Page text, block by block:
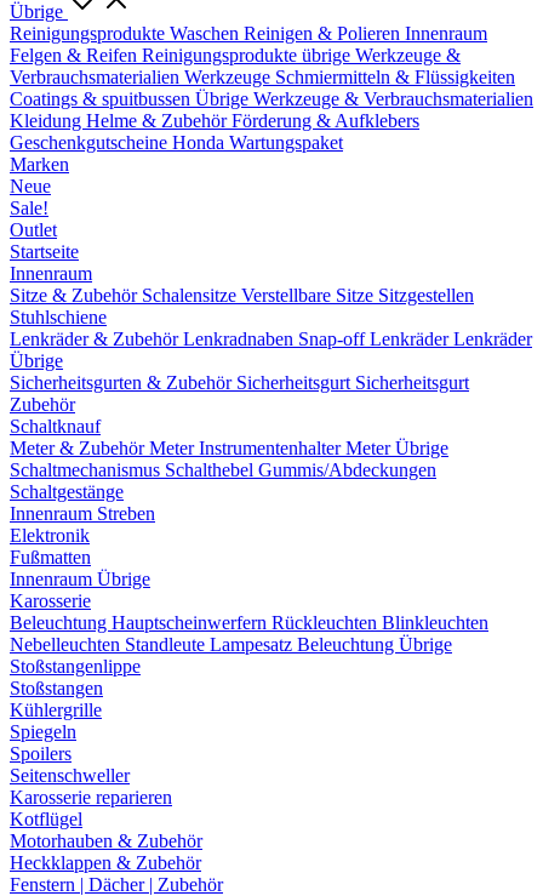
Übrige
Reinigungsprodukte Waschen Reinigen & Polieren Innenraum
Felgen & Reifen Reinigungsprodukte übrige Werkzeuge &
Verbrauchsmaterialien Werkzeuge Schmiermitteln & Flüssigkeiten
Coatings & spuitbussen Übrige Werkzeuge & Verbrauchsmaterialien
Kleidung Helme & ZubehörFörderung & Aufklebers
Geschenkgutscheine Honda Wartungspaket
Marken
Neue
Sale!
Outlet
Startseite
Innenraum
Sitze & Zubehör Schalensitze Verstellbare Sitze Sitzgestellen
Stuhlschiene
Lenkräder & ZubehörLenkradnaben Snap-offLenkräderLenkräder
Übrige
Sicherheitsgurten & Zubehör Sicherheitsgurt Sicherheitsgurt
Zubehör
Schaltknauf
Meter & ZubehörMeterInstrumentenhalterMeter Übrige
Schaltmechanismus Schalthebel Gummis/Abdeckungen
Schaltgestänge
Innenraum Streben
Elektronik
Fußmatten
Innenraum Übrige
Karosserie
Beleuchtung Hauptscheinwerfern Rückleuchten Blinkleuchten
Nebelleuchten Standleute Lampesatz Beleuchtung Übrige
Stoßstangenlippe
Stoßstangen
Kühlergrille
Spiegeln
Spoilers
Seitenschweller
Karosserie reparieren
Kotflügel
Motorhauben & Zubehör
Heckklappen & Zubehör
Fenstern | Dächer | Zubehör